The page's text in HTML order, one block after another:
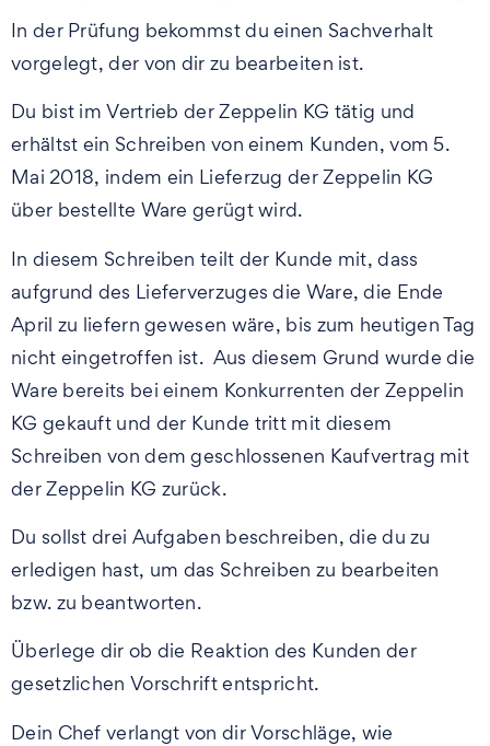
In der Prüfung bekommst du einen Sachverhalt
vorgelegt, der von dir zu bearbeiten ist.
Du bist im Vertrieb der Zeppelin KG tätig und
erhältst ein Schreiben von einem Kunden, vom 5.
Mai 2018, indem ein Lieferzug der Zeppelin KG
über bestellte Ware gerügt wird.
In diesem Schreiben teilt der Kunde mit, dass
aufgrund des Lieferverzuges die Ware, die Ende
April zu liefern gewesen wäre, bis zum heutigen Tag
nicht eingetroffen ist. Aus diesem Grund wurde die
Ware bereits bei einem Konkurrenten der Zeppelin
KG gekauft und der Kunde tritt mit diesem
Schreiben von dem geschlossenen Kaufvertrag mit
der Zeppelin KG zurück.
Du sollst drei Aufgaben beschreiben, die du zu
erledigen hast, um das Schreiben zu bearbeiten
bzw. zu beantworten.
Überlege dir ob die Reaktion des Kunden der
gesetzlichen Vorschrift entspricht.
Dein Chef verlangt von dir Vorschläge, wie